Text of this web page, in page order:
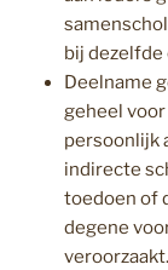
bij dezelfde
Deelname
geheel
persoonlijk
indirecte
toedoen of
degene
veroorzaakt.